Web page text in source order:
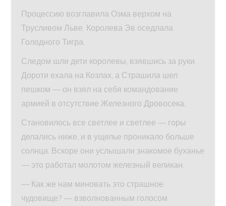
Процессию возглавила Озма верхом на
Трусливом Льве. Королева Эв оседлала
Голодного Тигра.
Следом шли дети королевы, взявшись за руки.
Дороти ехала на Козлах, а Страшила шел
пешком — он взял на себя командование
армией в отсутствие Железного Дровосека.
Становилось все светлее и светлее — горы
делались ниже, и в ущелье проникало больше
солнца. Вскоре они услышали знакомое буханье
— это работал молотом железный великан.
— Как же нам миновать это страшное
чудовище? — взволнованным голосом